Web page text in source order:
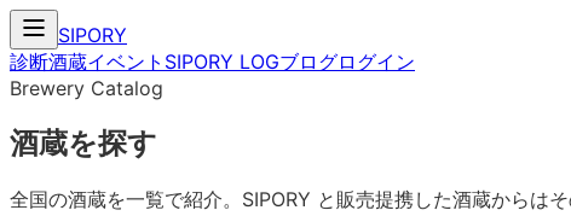
SIPORY
診断酒蔵イベント SIPORY LOGブログログイン
Brewery Catalog
酒蔵を探す
全国の酒蔵を一覧で紹介。SIPORY と販売提携した酒蔵からは